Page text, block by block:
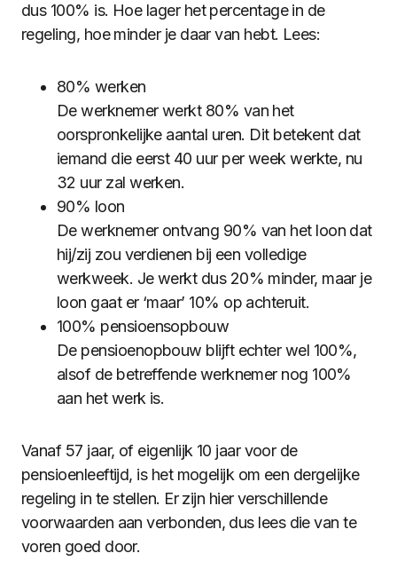
dus 100% is. Hoe lager het percentage in de
regeling, hoe minder je daar van hebt. Lees:
80% werken
De werknemer werkt 80% van het
oorspronkelijke aantal uren. Dit betekent dat
iemand die eerst 40 uur per week werkte, nu
32 uur zal werken.
90% loon
De werknemer ontvang 90% van het loon dat
hij/zij zou verdienen bij een volledige
werkweek. Je werkt dus 20% minder, maar je
loon gaat er ‘maar’ 10% op achteruit.
100% pensioensopbouw
De pensioenopbouw blijft echter wel 100%,
alsof de betreffende werknemer nog 100%
aan het werk is.
Vanaf 57 jaar, of eigenlijk 10 jaar voor de
pensioenleeftijd, is het mogelijk om een dergelijke
regeling in te stellen. Er zijn hier verschillende
voorwaarden aan verbonden, dus lees die van te
voren goed door.